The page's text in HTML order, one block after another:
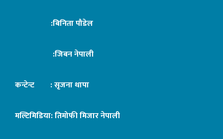
:बिनिता पौडेल
:जिबन नेपाली
कन्टेन्ट : सृजना थापा
मल्टिमिडिया: तिमोफी मिजार नेपाली